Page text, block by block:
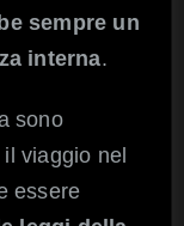
sempre un
interna.
sono
viaggio nel
essere